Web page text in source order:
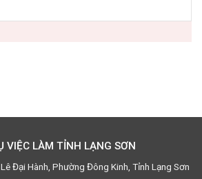
VIỆC LÀM TỈNH LẠNG SƠN
Đại Hành, Phường Đông Kinh, Tỉnh Lạng Sơn